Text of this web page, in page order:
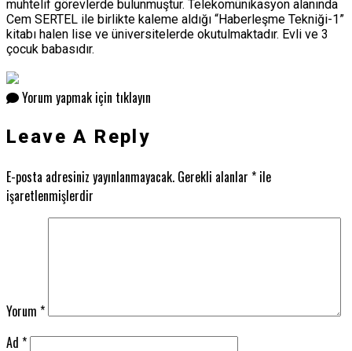
muhtelif görevlerde bulunmuştur. Telekomünikasyon alanında
Cem SERTEL ile birlikte kaleme aldığı “Haberleşme Tekniği-1”
kitabı halen lise ve üniversitelerde okutulmaktadır. Evli ve 3
çocuk babasıdır.
Yorum yapmak için tıklayın
Leave A Reply
E-posta adresiniz yayınlanmayacak. Gerekli alanlar * ile
işaretlenmişlerdir
Yorum *
Ad *